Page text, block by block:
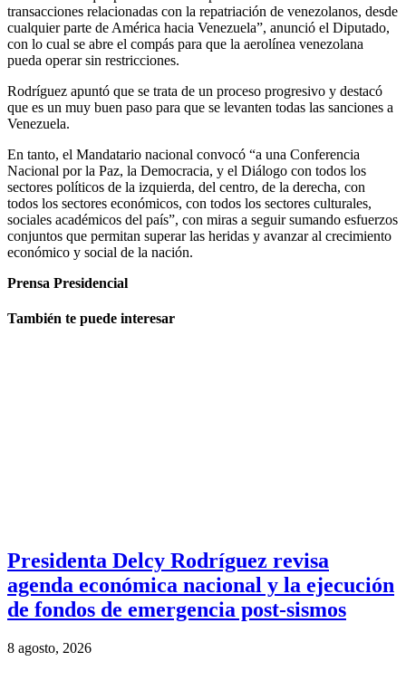
transacciones relacionadas con la repatriación de venezolanos, desde
cualquier parte de América hacia Venezuela”, anunció el Diputado,
con lo cual se abre el compás para que la aerolínea venezolana
pueda operar sin restricciones.
Rodríguez apuntó que se trata de un proceso progresivo y destacó
que es un muy buen paso para que se levanten todas las sanciones a
Venezuela.
En tanto, el Mandatario nacional convocó “a una Conferencia
Nacional por la Paz, la Democracia, y el Diálogo con todos los
sectores políticos de la izquierda, del centro, de la derecha, con
todos los sectores económicos, con todos los sectores culturales,
sociales académicos del país”, con miras a seguir sumando esfuerzos
conjuntos que permitan superar las heridas y avanzar al crecimiento
económico y social de la nación.
Prensa Presidencial
También te puede interesar
Presidenta Delcy Rodríguez revisa
agenda económica nacional y la ejecución
de fondos de emergencia post-sismos
8 agosto, 2026